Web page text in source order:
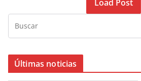
Load Post
Últimas noticias